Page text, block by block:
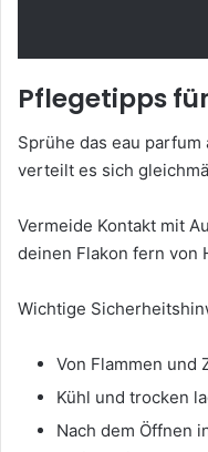
Pflegetipps
Sprühe das eau parfum
verteilt es sich
Vermeide Kontakt mit
deinen Flakon fern von
Wichtige
Von Flammen und
Kühl und trocken
Nach dem Öffnen